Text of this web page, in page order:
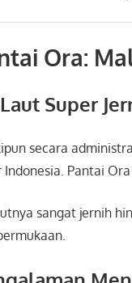
Ora:
Super
secara
Pantai Ora
sangat jernih